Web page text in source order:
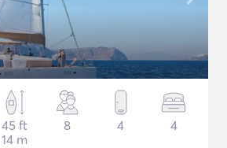
45 ft
14 m
8 4 4